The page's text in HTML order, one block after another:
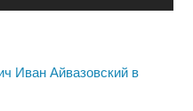
Иван Айвазовский в